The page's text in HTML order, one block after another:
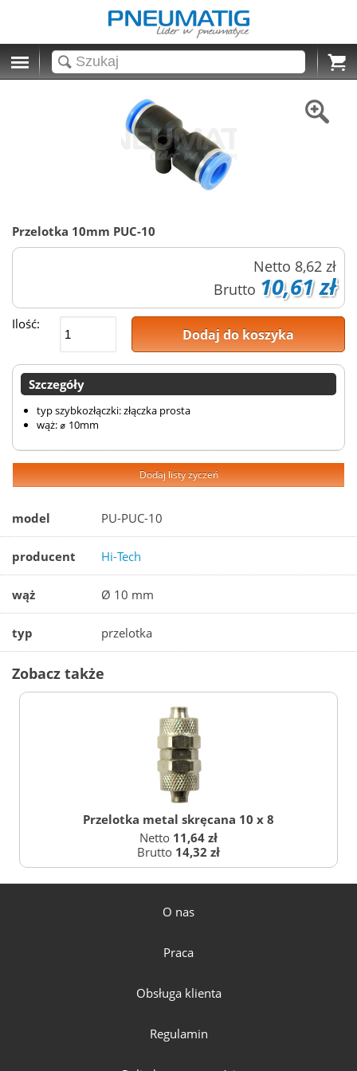
Cart
Przelotka 10mm PUC-10
Netto 8,62 zł
Brutto 10,61 zł
Ilość:
Dodaj do koszyka
Szczegóły
typ szybkozłączki: złączka prosta
wąż: ⌀ 10mm
Dodaj listy życzeń
model PU-PUC-10
producent Hi-Tech
wąż Ø 10 mm
typ przelotka
Zobacz także
Przelotka metal skręcana 10 x 8
Netto 11,64 zł
Brutto 14,32 zł
O nas
Praca
Obsługa klienta
Regulamin